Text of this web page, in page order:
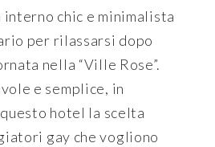
chic e minimalista
per rilassarsi dopo
nella “Ville Rose”.
e semplice, in
hotel la scelta
gay che vogliono